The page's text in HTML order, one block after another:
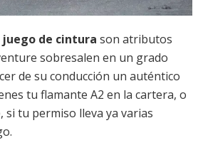
de cintura son atributos
sobresalen en un grado
de su conducción un auténtico
tu flamante A2 en la cartera, o
si tu permiso lleva ya varias